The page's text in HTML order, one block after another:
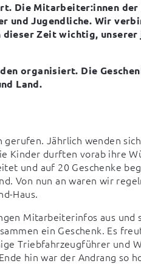
Die Mitarbeiter:innen der
und Jugendliche. Wir
Zeit wichtig,
organisiert. Die
Land.
Jährlich wenden
Kinder durften vorab ihre
und auf 20 Geschenke
Von nun an waren wir
Haus.
Mitarbeiterinfos aus und
ein Geschenk. Es
Triebfahrzeugführer und
hin war der Andrang so